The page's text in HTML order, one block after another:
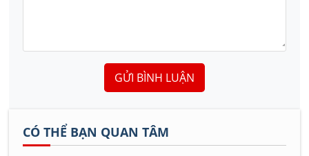
GỬI BÌNH LUẬN
CÓ THỂ BẠN QUAN TÂM